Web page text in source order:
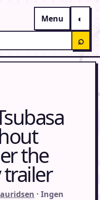
Menu
⌕
the
· Ingen